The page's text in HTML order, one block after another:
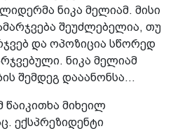
ნიკა მელიამ. მისი
შეუძლებელია, თუ
და ოპოზიცია სწორედ
ნიკა მელიამ
შემდეგ დააანონსა...
წაიკითხა მიხეილ
ექსპრეზიდენტი